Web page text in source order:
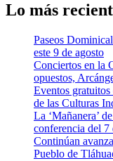
Lo más
Paseos
este 9 de agosto
Conciertos en la
opuestos,
Eventos
de las Culturas
La ‘Mañanera’
conferencia del 7
Continúan
Pueblo de